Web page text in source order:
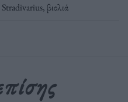
Stradivarius, βιολιά